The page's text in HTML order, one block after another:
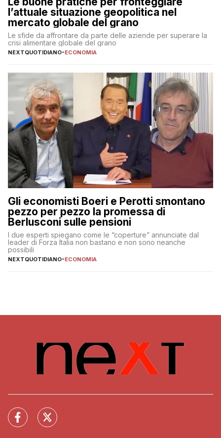
l’attuale situazione geopolitica nel
mercato globale del grano
Le sfide da affrontare da parte delle aziende per superare la
crisi alimentare globale del grano
NEXTQUOTIDIANO-ECONOMIA
Gli economisti Boeri e Perotti smontano
pezzo per pezzo la promessa di
Berlusconi sulle pensioni
I due esperti spiegano come le “coperture” annunciate dal
leader di Forza Italia non bastano e non sono neanche
possibili
NEXTQUOTIDIANO-ECONOMIA